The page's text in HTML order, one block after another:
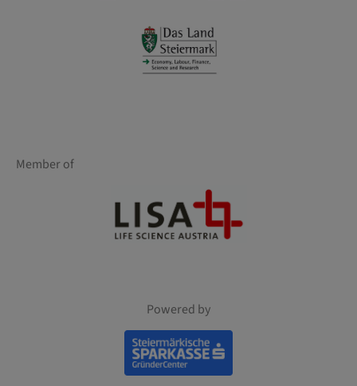
Member of
Powered by